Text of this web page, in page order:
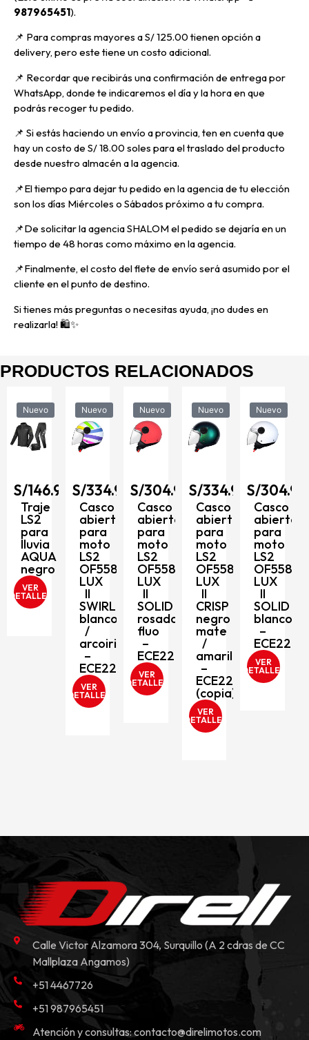
987965451).
📌 Para compras mayores a S/ 125.00 tienen opción a
delivery, pero este tiene un costo adicional.
📌 Recordar que recibirás una confirmación de entrega por
WhatsApp, donde te indicaremos el día y la hora en que
podrás recoger tu pedido.
📌 Si estás haciendo un envío a provincia, ten en cuenta que
hay un costo de S/ 18.00 soles para el traslado del producto
desde nuestro almacén a la agencia.
📌El tiempo para dejar tu pedido en la agencia de tu elección
son los días Miércoles o Sábados próximo a tu compra.
📌De solicitar la agencia SHALOM el pedido se dejaría en un
tiempo de 48 horas como máximo en la agencia.
📌Finalmente, el costo del flete de envío será asumido por el
cliente en el punto de destino.
Si tienes más preguntas o necesitas ayuda, ¡no dudes en
realizarla! 🛍️✨
PRODUCTOS RELACIONADOS
Nuevo
S/334.90
Casco
abierto
para
moto
LS2
OF558
LUX
II
SWIRL
Nuevo
S/304.90
Casco
abierto
para
moto
LS2
OF558
LUX
II
SOLID
rosado
fluo
–
ECE2206
VER
DETALLES
Nuevo
S/334.90
Casco
abierto
para
moto
LS2
OF558
LUX
II
CRISP
negro
mate
/
amarillo
–
ECE2206
(copia)
Nuevo
S/304.90
Casco
abierto
para
moto
LS2
OF558
LUX
II
SOLID
blanco
–
ECE2206
VER
DETALLES
Nuevo
abierto
para
moto
LS2
OF558
LUX
II
MINIM
negro
mate
/
rojo
–
ECE2206
VER
DETALLES
Calle Victor Alzamora 304, Surquillo (A 2 cdras de CC
Mallplaza Angamos)
+51 4467726
+51 987965451
Atención y consultas:contacto@direlimotos.com